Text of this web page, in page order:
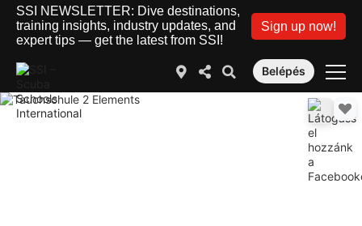
SSI NEWSLETTER: Dive destinations,
training insights, industry updates, and
expert tips — get the latest from SSI!
Sign up now!
Belépés